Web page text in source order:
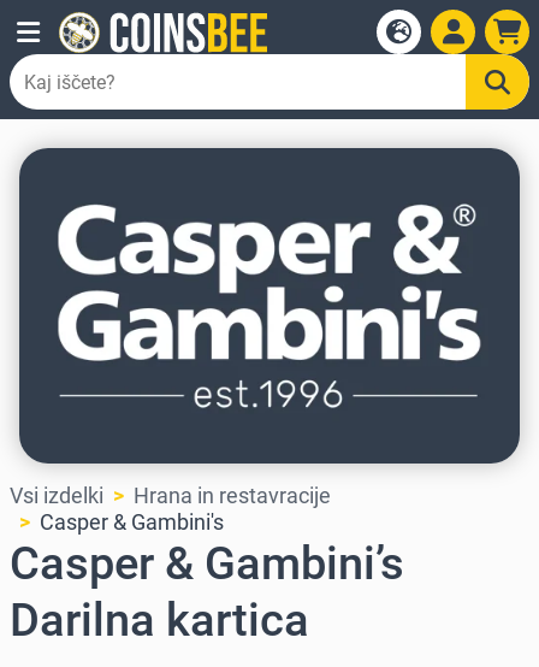
Vsi izdelki
Hrana in restavracije
Casper & Gambini's
Casper & Gambini’s
Darilna kartica